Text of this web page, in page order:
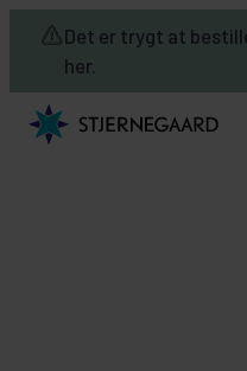
Det er trygt at
her.
Skip to main content